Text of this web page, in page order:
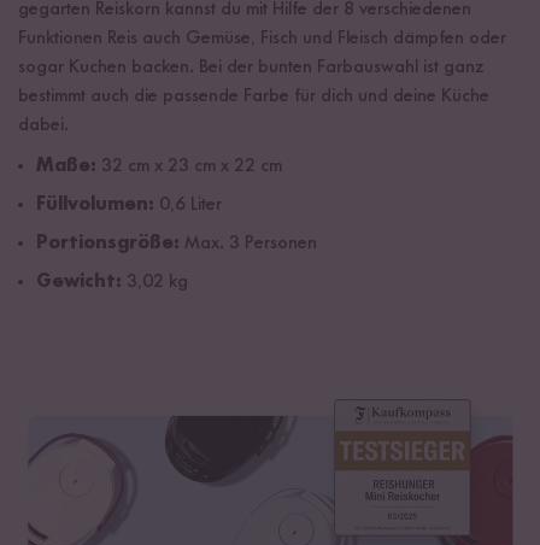
gegarten Reiskorn kannst du mit Hilfe der 8 verschiedenen
Funktionen Reis auch Gemüse, Fisch und Fleisch dämpfen oder
sogar Kuchen backen. Bei der bunten Farbauswahl ist ganz
bestimmt auch die passende Farbe für dich und deine Küche
dabei.
Maße: 32 cm x 23 cm x 22 cm
Füllvolumen: 0,6 Liter
Portionsgröße: Max. 3 Personen
Gewicht: 3,02 kg